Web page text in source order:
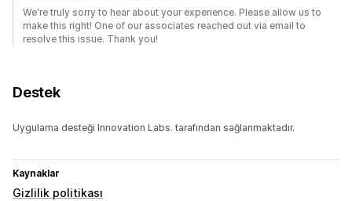
We're truly sorry to hear about your experience. Please allow us to
make this right! One of our associates reached out via email to
resolve this issue. Thank you!
Destek
Uygulama desteği Innovation Labs. tarafından sağlanmaktadır.
Kaynaklar
Gizlilik politikası